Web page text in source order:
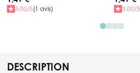
DESCRIPTION
5.00/5(1 avis) 3.00/5